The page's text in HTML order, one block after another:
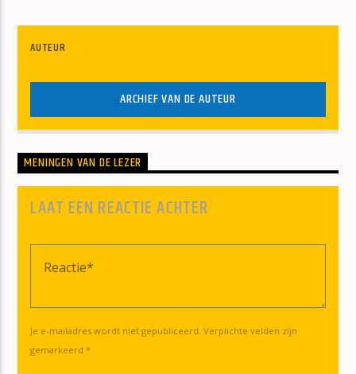
AUTEUR
ARCHIEF VAN DE AUTEUR
MENINGEN VAN DE LEZER
LAAT EEN REACTIE ACHTER
Je e-mailadres wordt niet gepubliceerd. Verplichte velden zijn
gemarkeerd *